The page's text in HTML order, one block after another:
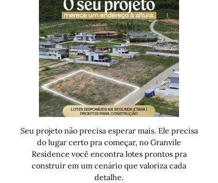
Seu projeto não precisa esperar mais. Ele precisa
do lugar certo pra começar, no Granvile
Residence você encontra lotes prontos pra
construir em um cenário que valoriza cada
detalhe.